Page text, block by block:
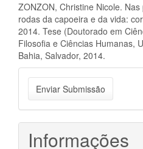
ZONZON, Christine Nicole.
rodas da capoeira e da vida:
2014. Tese (Doutorado em
Filosofia e Ciências Humanas,
Bahia, Salvador, 2014.
Enviar
Submissão
Enviar Submissão
Informações